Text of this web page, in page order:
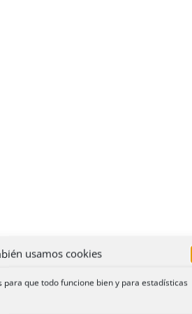
usamos cookies
que todo funcione bien y para estadísticas